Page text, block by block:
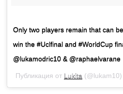
Only two players remain that can
win the #Uclfinal and #WorldCup
@lukamodric10 & @raphaelvarane
Публикация от Lukita (@lukam10)